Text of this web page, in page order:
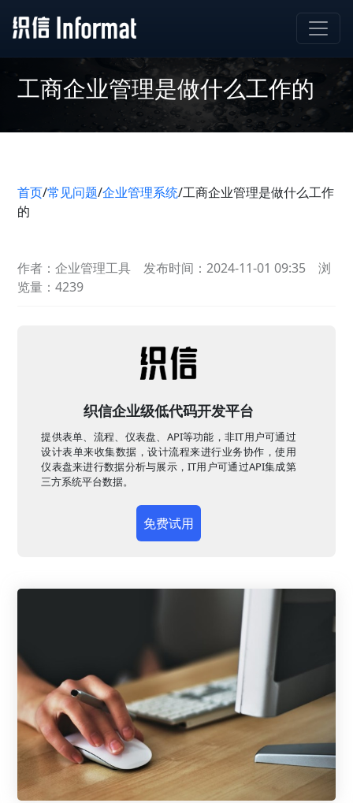
工商企业管理是做什么工作的
首页/常见问题/企业管理系统/工商企业管理是做什么工作
的
作者：企业管理工具 发布时间：2024-11-01 09:35
浏
览量：4239
织信企业级低代码开发平台
提供表单、流程、仪表盘、API等功能，非IT用户可通过
设计表单来收集数据，设计流程来进行业务协作，使用
仪表盘来进行数据分析与展示，IT用户可通过API集成第
三方系统平台数据。
免费试用